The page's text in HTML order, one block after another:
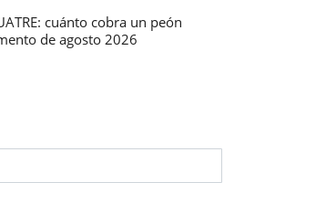
cuánto cobra un peón
de agosto 2026